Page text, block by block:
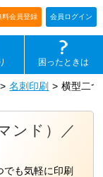
トプリントベストプリ
料会員登録 会員ログイン
困ったときは
名刺印刷 横型二
ンド）／
も気軽に印刷